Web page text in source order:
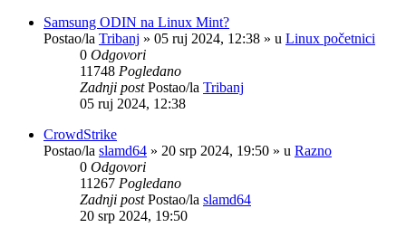
Samsung ODIN na Linux Mint?
Postao/la Tribanj » 05 ruj 2024, 12:38 » u Linux početnici
0 Odgovori
11748 Pogledano
Zadnji postPostao/la Tribanj
05 ruj 2024, 12:38
CrowdStrike
Postao/la slamd64 » 20 srp 2024, 19:50 » u Razno
0 Odgovori
11267 Pogledano
Zadnji postPostao/la slamd64
20 srp 2024, 19:50